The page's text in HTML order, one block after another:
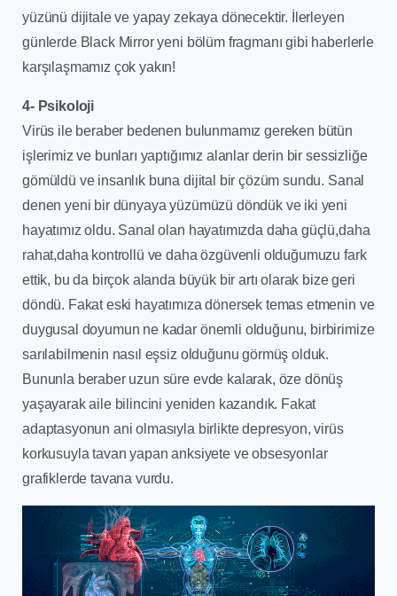
yüzünü dijitale ve yapay zekaya dönecektir. İlerleyen
günlerde Black Mirror yeni bölüm fragmanı gibi haberlerle
karşılaşmamız çok yakın!
4- Psikoloji
Virüs ile beraber bedenen bulunmamız gereken bütün
işlerimiz ve bunları yaptığımız alanlar derin bir sessizliğe
gömüldü ve insanlık buna dijital bir çözüm sundu. Sanal
denen yeni bir dünyaya yüzümüzü döndük ve iki yeni
hayatımız oldu. Sanal olan hayatımızda daha güçlü,daha
rahat,daha kontrollü ve daha özgüvenli olduğumuzu fark
ettik, bu da birçok alanda büyük bir artı olarak bize geri
döndü. Fakat eski hayatımıza dönersek temas etmenin ve
duygusal doyumun ne kadar önemli olduğunu, birbirimize
sarılabilmenin nasıl eşsiz olduğunu görmüş olduk.
Bununla beraber uzun süre evde kalarak, öze dönüş
yaşayarak aile bilincini yeniden kazandık. Fakat
adaptasyonun ani olmasıyla birlikte depresyon, virüs
korkusuyla tavan yapan anksiyete ve obsesyonlar
grafiklerde tavana vurdu.